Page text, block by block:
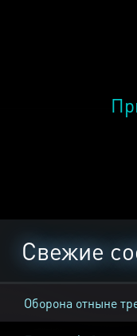
Свежие
Оборона отныне